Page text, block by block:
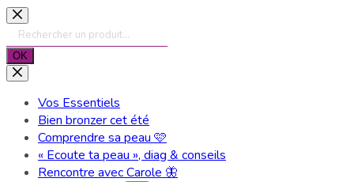
Passer
contenu
Recherche
de
produits
OK
Vos Essentiels
Bien bronzer cet été
Comprendre sa peau 🩷
« Ecoute ta peau », diag & conseils
Rencontre avec Carole 🦋